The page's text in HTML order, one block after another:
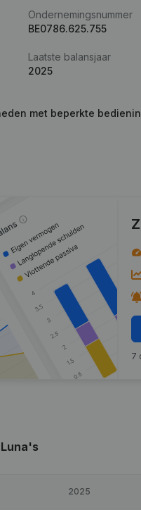
Ondernemingsnummer
BE0786.625.755
Laatste balansjaar
2025
met beperkte
7
2025